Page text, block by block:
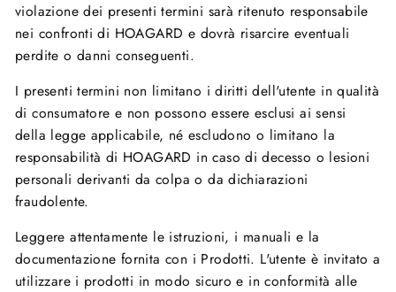
violazione dei presenti termini sarà ritenuto responsabile
nei confronti di HOAGARD e dovrà risarcire eventuali
perdite o danni conseguenti.
I presenti termini non limitano i diritti dell'utente in qualità
di consumatore e non possono essere esclusi ai sensi
della legge applicabile, né escludono o limitano la
responsabilità di HOAGARD in caso di decesso o lesioni
personali derivanti da colpa o da dichiarazioni
fraudolente.
Leggere attentamente le istruzioni, i manuali e la
documentazione fornita con i Prodotti. L'utente è invitato a
utilizzare i prodotti in modo sicuro e in conformità alle